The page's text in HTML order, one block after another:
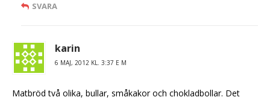
SVARA
karin
6 MAJ, 2012 KL. 3:37 E M
Matbröd två olika, bullar, småkakor och chokladbollar. Det